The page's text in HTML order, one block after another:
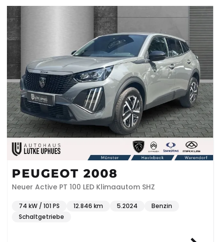
PEUGEOT 2008
Neuer Active PT 100 LED Klimaautom SHZ
74 kW / 101 PS 12.846 km 5.2024
Benzin
Schaltgetriebe